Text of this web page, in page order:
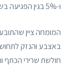
ו-5% בגין הפגיעה בשריר חגורת הכתף בצורה קלה.
המומחה ציין
באצבע והנזק
חולשת שרירי הכתף